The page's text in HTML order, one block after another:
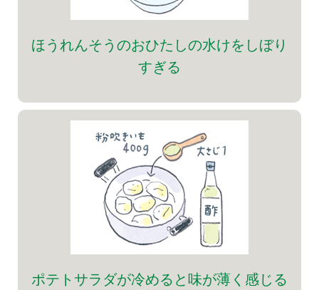
ほうれんそうのおひたしの水けをしぼり
すぎる
ポテトサラダが冷めると味が薄く感じる